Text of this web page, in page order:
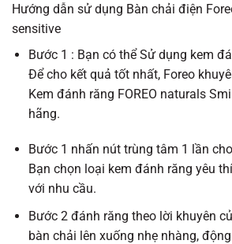
Hướng dẫn sử dụng Bàn chải điện
sensitive
Bước 1 : Bạn có thể Sử dụng kem
Để cho kết quả tốt nhất, Foreo
Kem đánh răng FOREO naturals
hãng.
Bước 1 nhấn nút trùng tâm 1 lần
Bạn chọn loại kem đánh răng yêu
với nhu cầu.
Bước 2 đánh răng theo lời khuyên
bàn chải lên xuống nhẹ nhàng,